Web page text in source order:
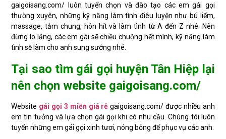
gaigoisang.com/ luôn tuyển chọn và đào tạo các em gái gọi
thường xuyên, những kỹ năng làm tình điêu luyện như bú liếm,
massage, tắm chung, hôn hít và làm tình từ A đến Z nhé. Nên
đừng lo lắng, các em gái sẽ chiều chuộng hết mình, kỹ năng làm
tình sẽ làm cho anh sung sướng nhé.
Tại sao tìm gái gọi huyện Tân Hiệp lại
nên chọn website gaigoisang.com/
Website gái gọi 3 miền giá rẻ gaigoisang.com/ được nhiều anh
em tin tưởng và lựa chọn gái gọi khi có nhu cầu. Chúng tôi luôn
tuyển những em gái gọi xinh tươi, nóng bỏng để phục vụ các anh.